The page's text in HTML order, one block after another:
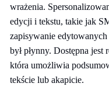
wrażenia.
edycji i tekstu, takie jak
zapisywanie
był płynny. Dostępna
która umożliwia
tekście lub akapicie.